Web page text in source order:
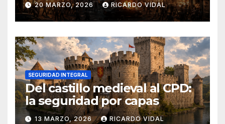
20 MARZO, 2026 RICARDO VIDAL
SEGURIDAD INTEGRAL
Del castillo medieval al CPD:
la seguridad por capas
13 MARZO, 2026 RICARDO VIDAL